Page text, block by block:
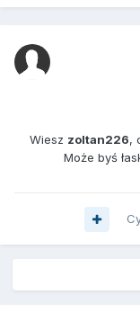
Wiesz zoltan226,
Może byś